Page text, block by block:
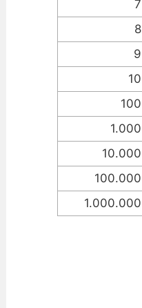
7
8
9
10
100
1.000
10.000
100.000
1.000.000